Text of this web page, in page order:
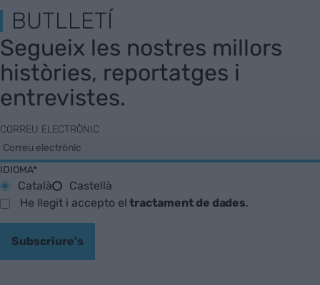
BUTLLETÍ
Segueix les nostres millors
històries, reportatges i
entrevistes.
CORREU ELECTRÒNIC
IDIOMA*
Català
Castellà
He llegit i accepto eltractament de dades.
Subscriure's